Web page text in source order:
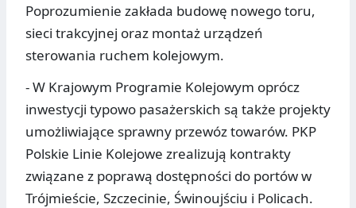
Poprozumienie zakłada budowę nowego toru,
sieci trakcyjnej oraz montaż urządzeń
sterowania ruchem kolejowym.
- W Krajowym Programie Kolejowym oprócz
inwestycji typowo pasażerskich są także projekty
umożliwiające sprawny przewóz towarów. PKP
Polskie Linie Kolejowe zrealizują kontrakty
związane z poprawą dostępności do portów w
Trójmieście, Szczecinie, Świnoujściu i Policach.